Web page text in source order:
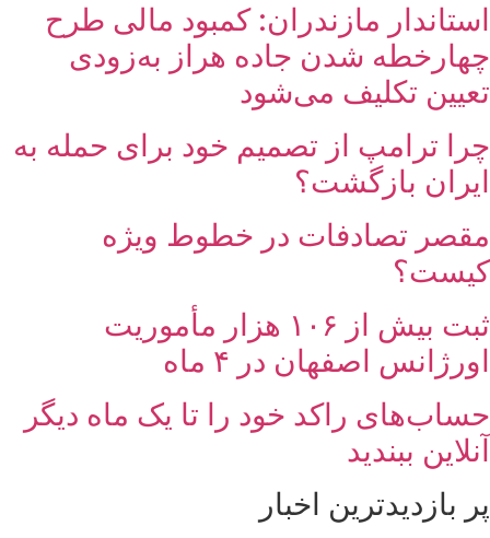
استاندار مازندران: کمبود مالی طرح
چهارخطه شدن جاده هراز به‌زودی
تعیین تکلیف می‌شود
چرا ترامپ از تصمیم خود برای حمله به
ایران بازگشت؟
مقصر تصادفات در خطوط ویژه
کیست؟
ثبت بیش از ۱۰۶ هزار مأموریت
اورژانس اصفهان در ۴ ماه
حساب‌های راکد خود را تا یک ماه دیگر
آنلاین ببندید
پر بازدیدترین اخبار